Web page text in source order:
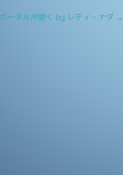
ータルが開く by レディ・ナダ →